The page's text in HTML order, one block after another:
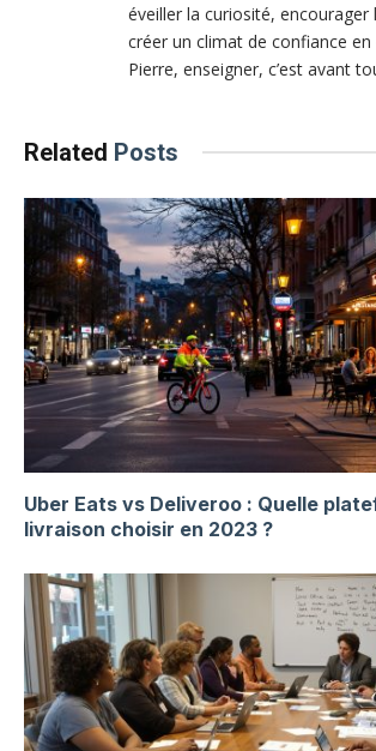
éveiller la curiosité, encourager
créer un climat de confiance en
Pierre, enseigner, c’est avant
Related Posts
Uber Eats vs Deliveroo : Quelle
livraison choisir en 2023 ?